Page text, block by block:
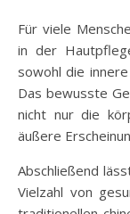
Für viele
in der
sowohl die
Das bewusste
nicht nur die
äußere
Abschließend
Vielzahl von